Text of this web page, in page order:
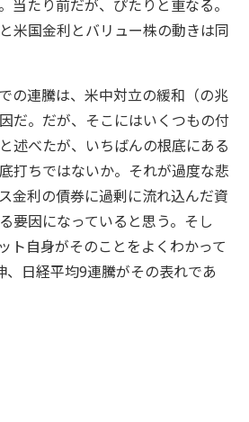
当たり前だが、ぴたりと重なる。
米国金利とバリュー株の動きは同
の連騰は、米中対立の緩和（の兆
だ。だが、そこにはいくつもの付
述べたが、いちばんの根底にある
打ちではないか。それが過度な悲
金利の債券に過剰に流れ込んだ資
要因になっていると思う。そし
ト自身がそのことをよくわかって
、日経平均9連騰がその表れであ